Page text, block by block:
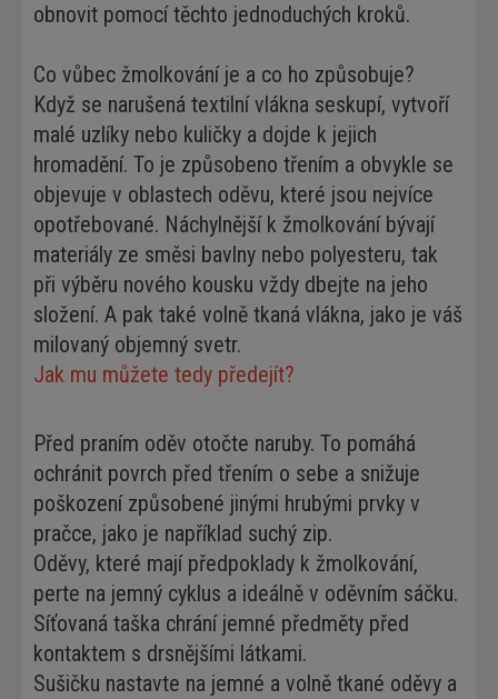
obnovit pomocí těchto jednoduchých kroků.
Co vůbec žmolkování je a co ho způsobuje?
Když se narušená textilní vlákna seskupí, vytvoří
malé uzlíky nebo kuličky a dojde k jejich
hromadění. To je způsobeno třením a obvykle se
objevuje v oblastech oděvu, které jsou nejvíce
opotřebované. Náchylnější k žmolkování bývají
materiály ze směsi bavlny nebo polyesteru, tak
při výběru nového kousku vždy dbejte na jeho
složení. A pak také volně tkaná vlákna, jako je váš
milovaný objemný svetr.
Jak mu můžete tedy předejít?
Před praním oděv otočte naruby. To pomáhá
ochránit povrch před třením o sebe a snižuje
poškození způsobené jinými hrubými prvky v
pračce, jako je například suchý zip.
Oděvy, které mají předpoklady k žmolkování,
perte na jemný cyklus a ideálně v oděvním sáčku.
Síťovaná taška chrání jemné předměty před
kontaktem s drsnějšími látkami.
Sušičku nastavte na jemné a volně tkané oděvy a